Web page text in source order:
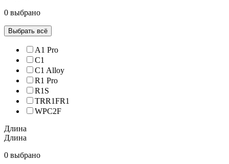
0 выбрано
Выбрать всё
A1 Pro
C1
C1 Alloy
R1 Pro
R1S
TRR1FR1
WPC2F
Длина
Длина
0 выбрано